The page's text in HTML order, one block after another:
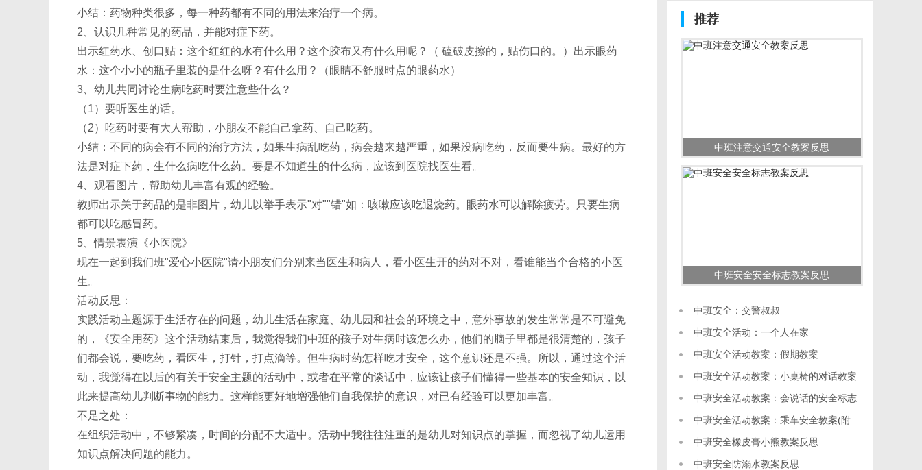
小结：药物种类很多，每一种药都有不同的用法来治疗一个病。
2、认识几种常见的药品，并能对症下药。
出示红药水、创口贴：这个红红的水有什么用？这个胶布又有什么用呢？（ 磕破皮擦的，贴伤口的。）出示眼药
水：这个小小的瓶子里装的是什么呀？有什么用？（眼睛不舒服时点的眼药水）
3、幼儿共同讨论生病吃药时要注意些什么？
（1）要听医生的话。
（2）吃药时要有大人帮助，小朋友不能自己拿药、自己吃药。
小结：不同的病会有不同的治疗方法，如果生病乱吃药，病会越来越严重，如果没病吃药，反而要生病。最好的方
法是对症下药，生什么病吃什么药。要是不知道生的什么病，应该到医院找医生看。
4、观看图片，帮助幼儿丰富有观的经验。
教师出示关于药品的是非图片，幼儿以举手表示"对""错"如：咳嗽应该吃退烧药。眼药水可以解除疲劳。只要生病
都可以吃感冒药。
5、情景表演《小医院》
现在一起到我们班"爱心小医院"请小朋友们分别来当医生和病人，看小医生开的药对不对，看谁能当个合格的小医
生。
活动反思：
实践活动主题源于生活存在的问题，幼儿生活在家庭、幼儿园和社会的环境之中，意外事故的发生常常是不可避免
的，《安全用药》这个活动结束后，我觉得我们中班的孩子对生病时该怎么办，他们的脑子里都是很清楚的，孩子
们都会说，要吃药，看医生，打针，打点滴等。但生病时药怎样吃才安全，这个意识还是不强。所以，通过这个活
动，我觉得在以后的有关于安全主题的活动中，或者在平常的谈话中，应该让孩子们懂得一些基本的安全知识，以
此来提高幼儿判断事物的能力。这样能更好地增强他们自我保护的意识，对已有经验可以更加丰富。
不足之处：
在组织活动中，不够紧凑，时间的分配不大适中。活动中我往往注重的是幼儿对知识点的掌握，而忽视了幼儿运用
知识点解决问题的能力。
推荐
中班注意交通安全教案反思
中班安全安全标志教案反思
中班安全：交警叔叔
中班安全活动：一个人在家
中班安全活动教案：假期教案
中班安全活动教案：小桌椅的对话教案
中班安全活动教案：会说话的安全标志
教案(附教学反思)
中班安全活动教案：乘车安全教案(附
教学反思)
中班安全橡皮膏小熊教案反思
中班安全防溺水教案反思